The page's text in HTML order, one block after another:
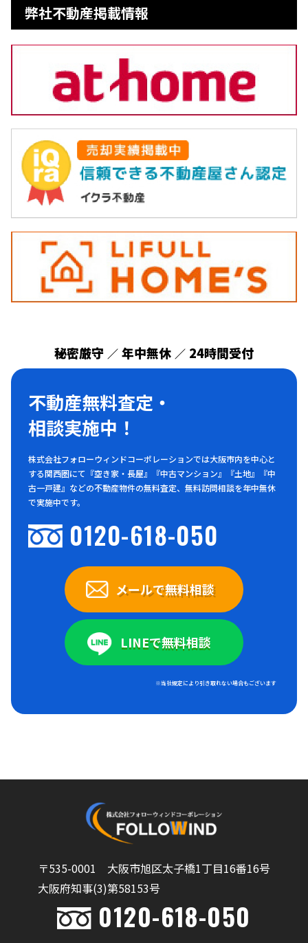
弊社不動産掲載情報
秘密厳守 ／ 年中無休 ／ 24時間受付
不動産無料査定・
相談実施中！
株式会社フォローウィンドコーポレーションでは大阪市内を中心と
する関西圏にて『空き家・長屋』『中古マンション』『土地』『中
古一戸建』などの不動産物件の無料査定、無料訪問相談を年中無休
で実施中です。
0120-618-050
メールで無料相談
LINEで無料相談
※当社規定により引き取れない場合もございます
〒535-0001 大阪市旭区太子橋1丁目16番16号
大阪府知事(3)第58153号
0120-618-050